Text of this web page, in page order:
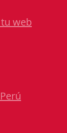
web